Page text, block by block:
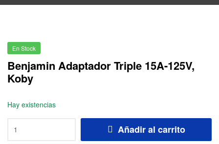
En Stock
Benjamin Adaptador Triple 15A-125V,
Koby
Hay existencias
Añadir al carrito